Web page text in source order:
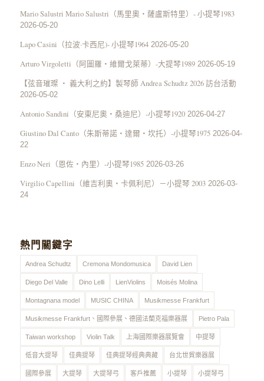
Mario Salustri Mario Salustri（馬里奧・薩盧斯特里）- 小提琴1983
2026-05-20
Lapo Casini（拉波·卡西尼)- 小提琴1964 2026-05-20
Arturo Virgoletti（阿圖羅・維爾戈萊蒂）-大提琴1989 2026-05-19
【弦音璀璨 ‧ 義大利之約】製琴師 Andrea Schudtz 2026 訪台活動
2026-05-02
Antonio Sandini（安東尼奧・桑迪尼）-小提琴1920 2026-04-27
Giustino Dal Canto（朱斯蒂諾・達爾・坎托）-小提琴1975 2026-04-
22
Enzo Neri（恩佐・內里）-小提琴1985 2026-03-26
Virgilio Capellini（維吉利奧・卡佩利尼）－小提琴 2003 2026-03-
24
熱門關鍵字
Andrea Schudtz Cremona Mondomusica David Lien
Diego Del Valle Dino Lelli LienViolins Moisés Molina
Montagnana model MUSIC CHINA Musikmesse Frankfurt
Musikmesse Frankfurt、國際參展、德國法蘭克福樂器展 Pietro Pala
Taiwan workshop Violin Talk 上海國際樂器展覽會 中提琴
低音大提琴 佳典提琴 佳典提琴經典典藏 台北世貿樂器展
國際參展 大提琴 大提琴弓 客戶推薦 小提琴 小提琴弓